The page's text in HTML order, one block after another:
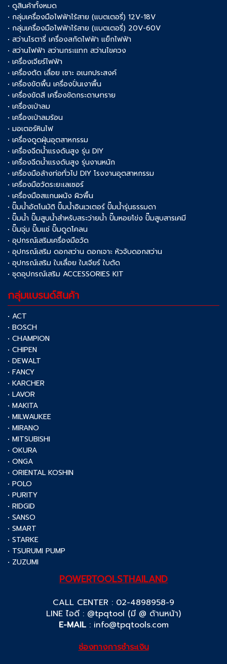
• ดูสินค้าทั้งหมด
• กลุ่มเครื่องมือไฟฟ้าไร้สาย (แบตเตอรี่) 12V-18V
• กลุ่มเครื่องมือไฟฟ้าไร้สาย (แบตเตอรี่) 20V-60V
• สว่านโรตารี่ เครื่องสกัดไฟฟ้า แย็กไฟฟ้า
• สว่านไฟฟ้า สว่านกระแทก สว่านไขควง
• เครื่องเจียร์ไฟฟ้า
• เครื่องตัด เลื่อย เซาะ อเนกประสงค์
• เครื่องขัดพื้น เครื่องปั่นเงาพื้น
• เครื่องขัดสี เครื่องขัดกระดาษทราย
• เครื่องเป่าลม
• เครื่องเป่าลมร้อน
• มอเตอร์หินไฟ
• เครื่องดูดฝุ่นอุตสาหกรรม
• เครื่องฉีดน้ำแรงดันสูง รุ่น DIY
• เครื่องฉีดน้ำแรงดันสูง รุ่นงานหนัก
• เครื่องมือล้างท่อทั่วไป DIY โรงงานอุตสาหกรรม
• เครื่องมือวัดระยะเลเซอร์
• เครื่องมือสแกนผนัง ผิวพื้น
• ปั๊มน้ำอัตโนมัติ ปั๊มน้ำอินเวเตอร์ ปั๊มน้ำรุ่นธรรมดา
• ปั๊มน้ำ ปั๊มสูบน้ำสำหรับสระว่ายน้ำ ปั๊มหอยโข่ง ปั๊มสูบสารเคมี
• ปั๊มจุ่ม ปั๊มแช่ ปั๊มดูดโคลน
• อุปกรณ์เสริมเครื่องมือวัด
• อุปกรณ์เสริม ดอกสว่าน ดอกเจาะ หัวจับดอกสว่าน
• อุปกรณ์เสริม ใบเลื่อย ใบเจียร์ ใบตัด
• ชุดอุปกรณ์เสริม ACCESSORIES KIT
กลุ่มแบรนด์สินค้า
• ACT
• BOSCH
• CHAMPION
• CHIPEN
• DEWALT
• FANCY
• KARCHER
• LAVOR
• MAKITA
• MILWAUKEE
• MIRANO
• MITSUBISHI
• OKURA
• ONGA
• ORIENTAL KOSHIN
• POLO
• PURITY
• RIDGID
• SANSO
• SMART
• STARKE
• TSURUMI PUMP
• ZUZUMI
POWERTOOLSTHAILAND
CALL CENTER : 02-4898958-9
LINE ไอดี : @tpqtool (มี @ ด้านหน้า)
E-MAIL: info@tpqtools.com
ช่องทางการชำระเงิน